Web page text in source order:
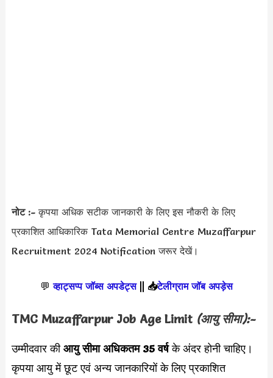
नोट :-कृपया अधिक सटीक जानकारी के लिए इस नौकरी के लिए
प्रकाशित आधिकारिक Tata Memorial Centre Muzaffarpur
Recruitment 2024 Notification जरूर देखें।
💬 व्हाट्सप्प जॉब्स अपडेट्स|| 📥टेलीग्राम जॉब अपड़ेस
TMC Muzaffarpur Job Age Limit (आयु सीमा):-
उम्मीदवार कीआयु सीमा अधिकतम 35 वर्षके अंदर होनी चाहिए।
कृपया आयु में छूट एवं अन्य जानकारियों के लिए प्रकाशित